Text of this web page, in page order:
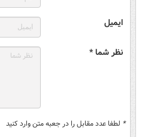
ایمیل
نظر شما *
* لطفا عدد مقابل را در جعبه متن وارد کنید